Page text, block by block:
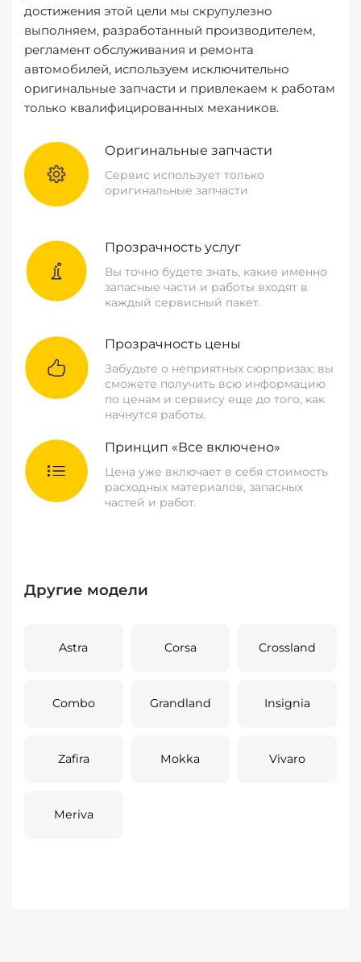
достижения этой цели мы скрупулезно
выполняем, разработанный производителем,
регламент обслуживания и ремонта
автомобилей, используем исключительно
оригинальные запчасти и привлекаем к работам
только квалифицированных механиков.
Оригинальные запчасти
Сервис использует только
оригинальные запчасти
Прозрачность услуг
Вы точно будете знать, какие именно
запасные части и работы входят в
каждый сервисный пакет.
Прозрачность цены
Забудьте о неприятных сюрпризах: вы
сможете получить всю информацию
по ценам и сервису еще до того, как
начнутся работы.
Принцип «Все включено»
Цена уже включает в себя стоимость
расходных материалов, запасных
частей и работ.
Другие модели
Astra Corsa Crossland
Combo Grandland Insignia
Zafira Mokka Vivaro
Meriva